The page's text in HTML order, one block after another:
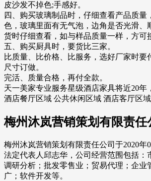
皮沙发不掉色;手感好。
四、购买玻璃制品时，仔细查看产品质量
色，玻璃里面有无气泡，边角是否光滑、
货时仔细查看，如与样品质量一样，方可
五、购买厨具时，要货比三家。
比质量、比价格、比服务，选好厂家时要
尺寸订做。
完活、质量合格，再付全款。
天一美家专业服务星级酒店家具将近20年
酒店餐厅区域 公共休闲区域 酒店客厅区
梅州沐岚营销策划有限责任
梅州沐岚营销策划有限责任公司于2020年
法定代表人邱志华，公司经营范围包括：
调研分析；批发零售业；贸易代理；企业
广；软件开发等。